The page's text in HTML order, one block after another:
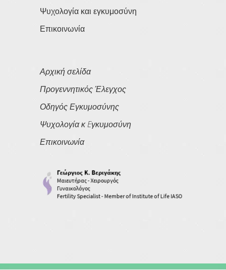
Ψυχολογία και εγκυμοσύνη
Επικοινωνία
Αρχική σελίδα
Προγεννητικός Έλεγχος
Οδηγός Εγκυμοσύνης
Ψυχολογία κ Eγκυμοσύνη
Επικοινωνία